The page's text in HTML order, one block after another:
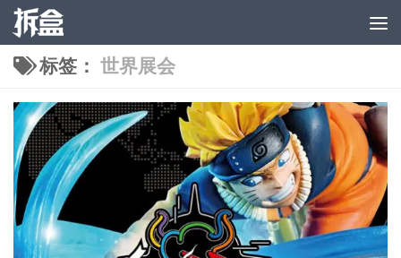
跳至内容
标签： 世界展会